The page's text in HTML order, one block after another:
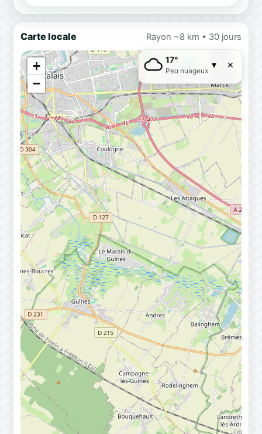
Carte locale Rayon ~8 km • 30 jours
+
−
17°
Peu nuageux ▾ ×